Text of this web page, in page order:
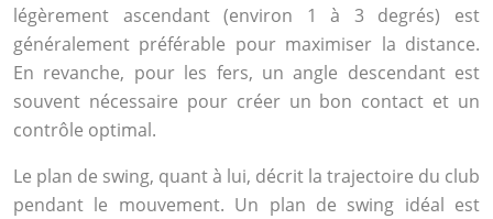
légèrement ascendant (environ 1 à 3 degrés) est
généralement préférable pour maximiser la distance.
En revanche, pour les fers, un angle descendant est
souvent nécessaire pour créer un bon contact et un
contrôle optimal.
Le plan de swing, quant à lui, décrit la trajectoire du club
pendant le mouvement. Un plan de swing idéal est